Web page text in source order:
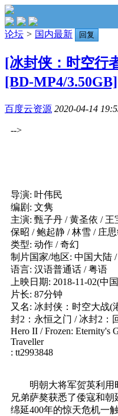
论坛 > 国内最新 回复
[冰封侠：时空行
[BD-MP4/
百度云资源 2020-04-14
-->
导演: 叶伟民
编剧: 文隽
主演: 甄子丹 / 黄圣依 / 王
保昭 / 鲍起静 / 林雪 / 庄
类型: 动作 / 奇幻
制片国家/地区: 中国大陆
语言: 汉语普通话 / 粤语
上映日期: 2018-11-02(中
片长: 87分钟
又名: 冰封侠：时空大战(
封2：永恒之门 / 冰封2：
Hero II / Frozen: Eternity's
Traveller
: tt2993848
明朝大将军贺英利用
兄弟萨獒获悉了倭寇和朝
绵延400年的惊天危机一